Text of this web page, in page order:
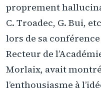
proprement
C. Troadec, G. Bui,
lors de sa
Recteur de
Morlaix, avait
l’enthousiasme à